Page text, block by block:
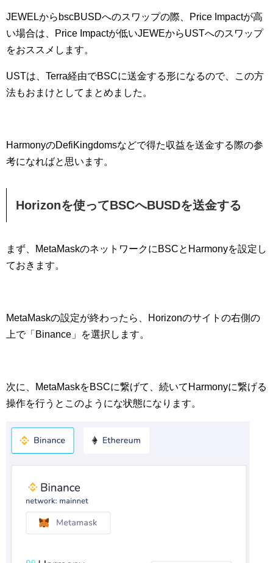
JEWELからbscBUSDへのスワップの際、Price Impactが高
い場合は、Price Impactが低いJEWEからUSTへのスワップ
をおススメします。
USTは、Terra経由でBSCに送金する形になるので、この方
法もおまけとしてまとめました。
HarmonyのDefiKingdomsなどで得た収益を送金する際の参
考になればと思います。
Horizonを使ってBSCへBUSDを送金する
まず、MetaMaskのネットワークにBSCとHarmonyを設定し
ておきます。
MetaMaskの設定が終わったら、Horizonのサイトの右側の
上で「Binance」を選択します。
次に、MetaMaskをBSCに繋げて、続いてHarmonyに繋げる
操作を行うとこのようにな状態になります。